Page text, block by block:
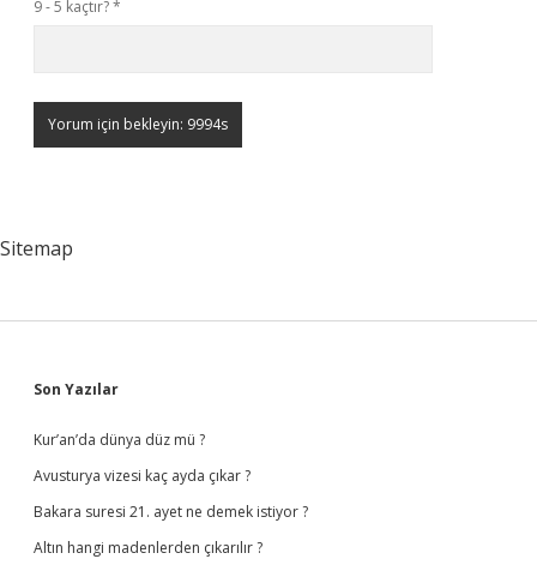
9 - 5 kaçtır?*
Sitemap
Sidebar
Son Yazılar
Kur’an’da dünya düz mü ?
Avusturya vizesi kaç ayda çıkar ?
Bakara suresi 21. ayet ne demek istiyor ?
Altın hangi madenlerden çıkarılır ?